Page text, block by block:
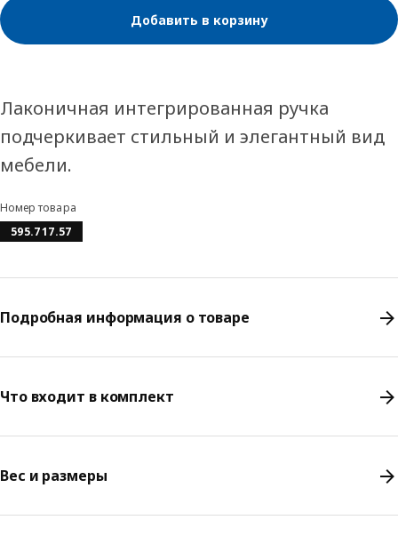
Добавить в корзину
Лаконичная интегрированная ручка
подчеркивает стильный и элегантный вид
мебели.
Номер товара
595.717.57
Подробная информация о товаре
Что входит в комплект
Вес и размеры